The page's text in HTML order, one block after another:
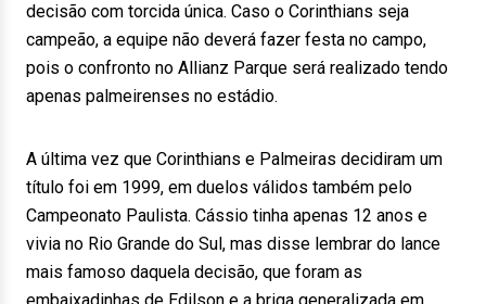
decisão com torcida única. Caso o Corinthians seja
campeão, a equipe não deverá fazer festa no campo,
pois o confronto no Allianz Parque será realizado tendo
apenas palmeirenses no estádio.
A última vez que Corinthians e Palmeiras decidiram um
título foi em 1999, em duelos válidos também pelo
Campeonato Paulista. Cássio tinha apenas 12 anos e
vivia no Rio Grande do Sul, mas disse lembrar do lance
mais famoso daquela decisão, que foram as